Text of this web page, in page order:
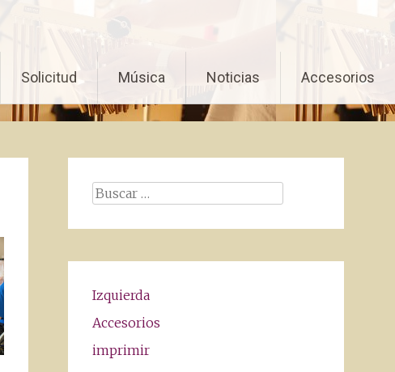
Solicitud Música Noticias Accesorios
Buscar:
Izquierda
Accesorios
imprimir